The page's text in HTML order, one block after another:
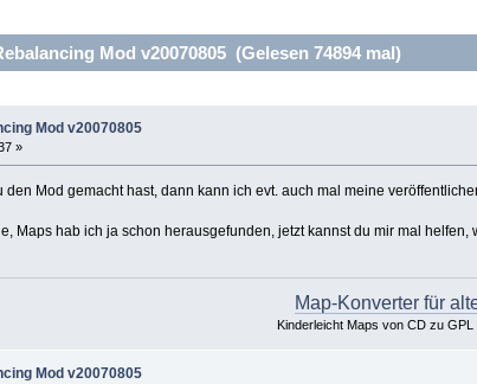
Mod v20070805 (Gelesen 74894 mal)
Mod v20070805
»
den Mod gemacht hast, dann kann ich evt. auch mal meine
Maps hab ich ja schon herausgefunden, jetzt kannst du mir mal
Map-Konverter für
Kinderleicht Maps von CD zu
Mod v20070805